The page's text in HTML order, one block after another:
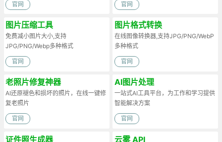
官网 官网
图片压缩工具
免费减小图片大小,支持
JPG/PNG/Webp多种格式
官网
图片格式转换
在线图像转换器,支持JPG/PNG/WebP
多种格式
官网
老照片修复神器
AI还原褪色和损坏的照片，在线一键修
复老照片
官网
AI图片处理
一站式AI工具平台，为工作和学习提供
智能解决方案
官网
证件照生成器 云雾 API